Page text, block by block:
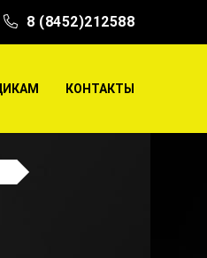
8 (8452)212588
КОНТАКТЫ